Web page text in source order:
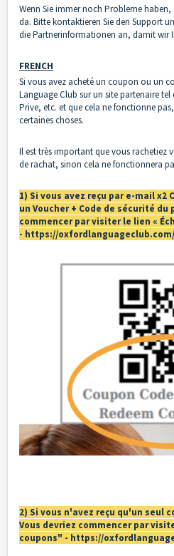
Wenn Sie immer noch Probleme
da. Bittekontaktieren Sie den Support
die Partnerinformationen an, damit wir
FRENCH
Si vous avez acheté un coupon ou un
Language Club sur un site partenaire
Prive, etc. et que cela ne fonctionne
certaines choses.
Il est très important que vous rachetiez
de rachat, sinon cela ne fonctionnera
1) Si vous avez reçu par e-mail x2
un Voucher + Code de sécurité
commencer par visiter le lien «
- https://
2) Si vous n'avez reçu qu'un seul
Vous devriez commencer par
coupons" - https://